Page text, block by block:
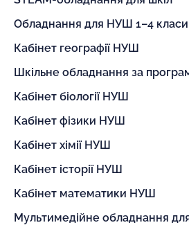
Обладнання для НУШ 1–4 класи
Кабінет географії НУШ
Шкільне обладнання за
Кабінет біології НУШ
Кабінет фізики НУШ
Кабінет хімії НУШ
Кабінет історії НУШ
Кабінет математики НУШ
Мультимедійне обладнання